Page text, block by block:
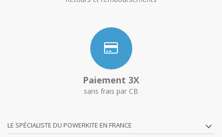
Paiement 3X
sans frais par CB
LE SPÉCIALISTE DU POWERKITE EN FRANCE